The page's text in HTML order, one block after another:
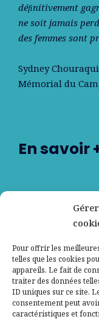
Pour offrir les
telles que les cookies
appareils. Le fait de
traiter des données
ID uniques sur ce site.
consentement peut
caractéristiques et
déﬁnitivement
ne soit jamais
des femmes sont
Sydney Chouraqui
Mémorial du
En savoir
Contactez-
Mentions